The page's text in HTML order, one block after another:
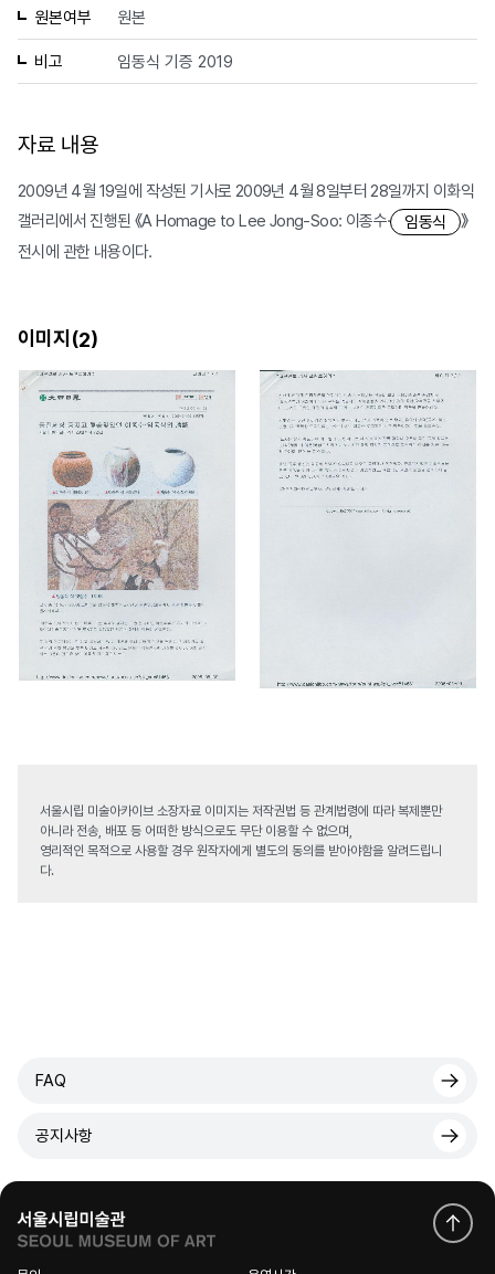
원본여부 원본
비고 임동식 기증 2019
자료 내용
2009년 4월 19일에 작성된 기사로 2009년 4월 8일부터 28일까지 이화익
갤러리에서 진행된 《A Homage to Lee Jong-Soo: 이종수·
임동식
》
전시에 관한 내용이다.
이미지(2)
서울시립 미술아카이브 소장자료 이미지는 저작권법 등 관계법령에 따라 복제뿐만
아니라 전송, 배포 등 어떠한 방식으로도 무단 이용할 수 없으며,
영리적인 목적으로 사용할 경우 원작자에게 별도의 동의를 받아야함을 알려드립니
다.
FAQ
공지사항